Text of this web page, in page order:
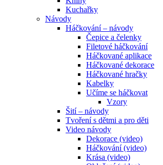
Kuchařky
Návody
Háčkování – návody
Čepice a čelenky
Filetové háčkování
Háčkované aplikace
Háčkované dekorace
Háčkované hračky
Kabelky
Učíme se háčkovat
Vzory
Šití – návody
Tvoření s dětmi a pro děti
Video návody
Dekorace (video)
Háčkování (video)
Krása (video)